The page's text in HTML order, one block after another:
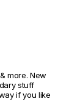
more. New
stuff
if you like